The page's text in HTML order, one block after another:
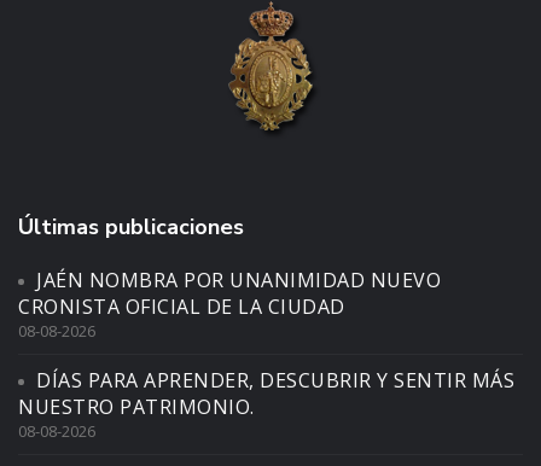
Últimas publicaciones
JAÉN NOMBRA POR UNANIMIDAD NUEVO
CRONISTA OFICIAL DE LA CIUDAD
08-08-2026
DÍAS PARA APRENDER, DESCUBRIR Y SENTIR MÁS
NUESTRO PATRIMONIO.
08-08-2026